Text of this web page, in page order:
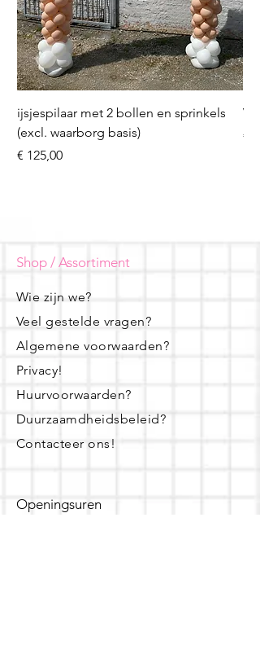
ijsjespilaar met 2 bollen en sprinkels
(excl. waarborg basis)
Prijs
€ 125,00
Prijs
€
Shop / Assortiment
Wie zijn we?
Veel gestelde vragen?
Algemene voorwaarden?
Privacy!
Huurvoorwaarden?
Duurzaamdheidsbeleid?
Contacteer ons!
Openingsuren